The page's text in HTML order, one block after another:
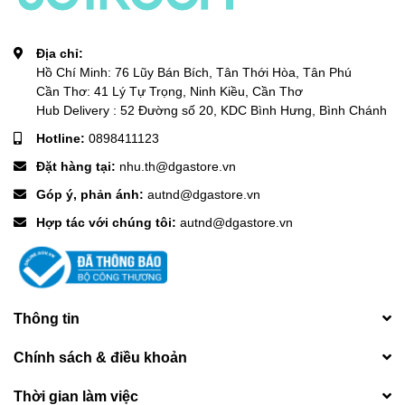
Thời gian chờ (đã kết nối): 48h
Cổng sạc: Type-C
Chất liệu: NHỰA ABS
Trọng lượng tịnh: 215 g
Sản xuất tại Trung Quốc
Địa chỉ:
Hồ Chí Minh: 76 Lũy Bán Bích, Tân Thới Hòa, Tân Phú
Cần Thơ: 41 Lý Tự Trọng, Ninh Kiều, Cần Thơ
Hub Delivery : 52 Đường số 20, KDC Bình Hưng, Bình Chánh
Hotline: 0898411123
Đặt hàng tại: nhu.th@dgastore.vn
Góp ý, phản ánh: autnd@dgastore.vn
Hợp tác với chúng tôi: autnd@dgastore.vn
Thông tin
Chính sách & điều khoản
Thời gian làm việc